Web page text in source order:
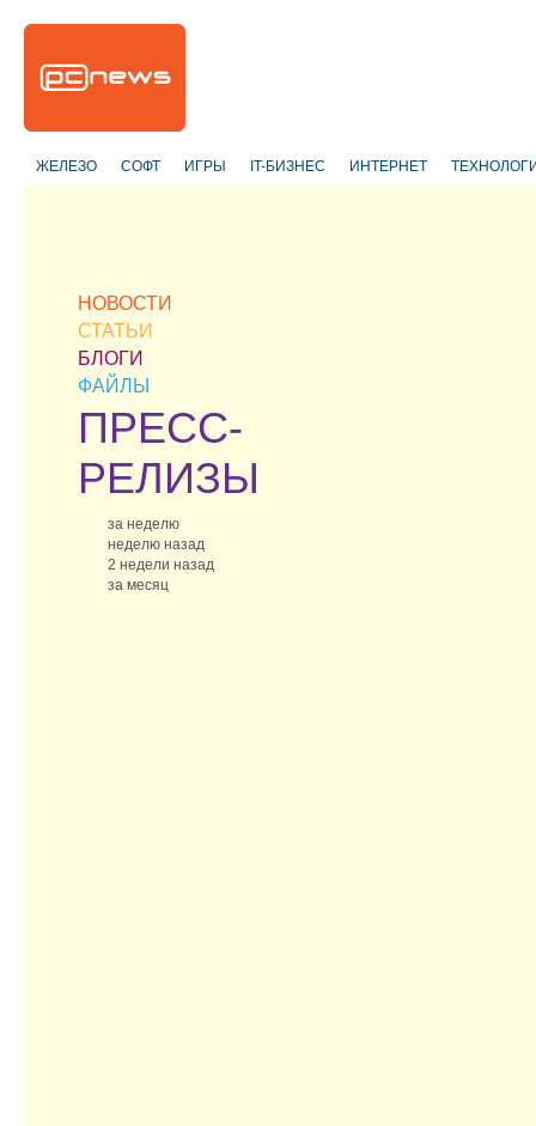
ЖЕЛЕЗО СОФТ ИГРЫ IT-БИЗНЕС ИНТЕРНЕТ
НОВОСТИ
СТАТЬИ
БЛОГИ
ФАЙЛЫ
ПРЕСС-
РЕЛИЗЫ
за неделю
неделю назад
2 недели назад
за месяц